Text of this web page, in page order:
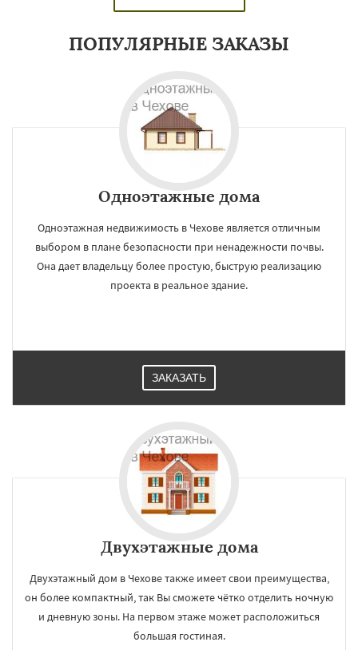
ПОПУЛЯРНЫЕ ЗАКАЗЫ
Одноэтажные дома
Одноэтажная недвижимость в Чехове является отличным
выбором в плане безопасности при ненадежности почвы.
Она дает владельцу более простую, быструю реализацию
проекта в реальное здание.
ЗАКАЗАТЬ
Двухэтажные дома
Двухэтажный дом в Чехове также имеет свои преимущества,
он более компактный, так Вы сможете чётко отделить ночную
и дневную зоны. На первом этаже может расположиться
большая гостиная.